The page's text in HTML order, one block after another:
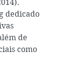
dedicado
de
como